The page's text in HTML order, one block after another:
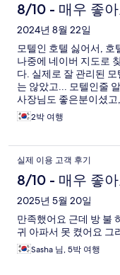
8/10 - 매우 좋
2024년 8월 22일
모텔인 호텔 싫어서, 호
나중에 네이버 지도로
다. 실제로 잘 관리된
는 않았고... 모텔인줄
사장님도 좋은분이셨
(역에서 도보 10분), 방
의 사유로 재방문하지
2박 여행
실제 이용 고객 후기
8/10 - 매우 좋
2025년 5월 20일
만족했어요 근데 방 불
귀 아파서 못 켰어요 그
Sasha 님, 5박 여행